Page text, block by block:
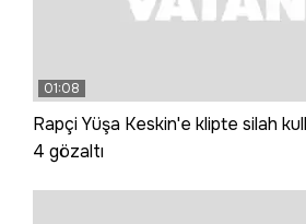
01:08
Rapçi Yüşa Keskin'e klipte silah
4 gözaltı